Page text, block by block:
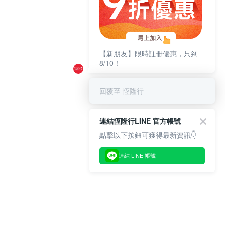
【新朋友】限時註冊優惠，只到
8/10！
回覆至 恆隆行
連結恆隆行LINE 官方帳號
點擊以下按鈕可獲得最新資訊👇
連結 LINE 帳號